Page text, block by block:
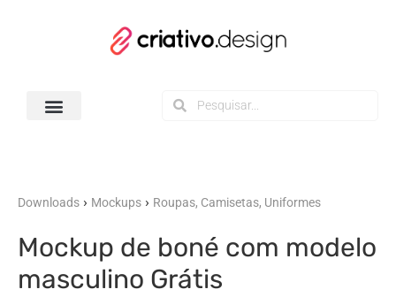
Downloads › Mockups › Roupas, Camisetas, Uniformes
Mockup de boné com modelo
masculino Grátis